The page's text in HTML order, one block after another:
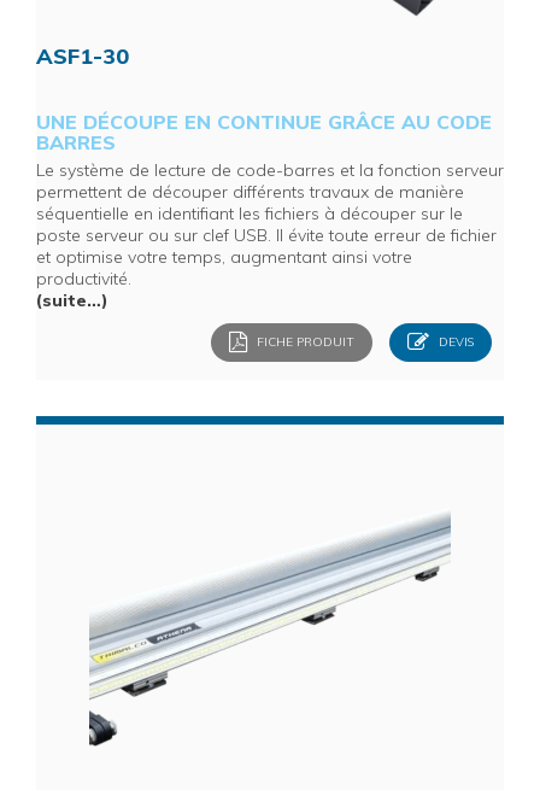
ASF1-30
UNE DÉCOUPE EN CONTINUE GRÂCE AU CODE
BARRES
Le système de lecture de code-barres et la fonction serveur
permettent de découper différents travaux de manière
séquentielle en identifiant les fichiers à découper sur le
poste serveur ou sur clef USB. Il évite toute erreur de fichier
et optimise votre temps, augmentant ainsi votre
productivité.
(suite…)
FICHE PRODUIT DEVIS